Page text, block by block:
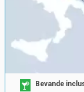
Bevande